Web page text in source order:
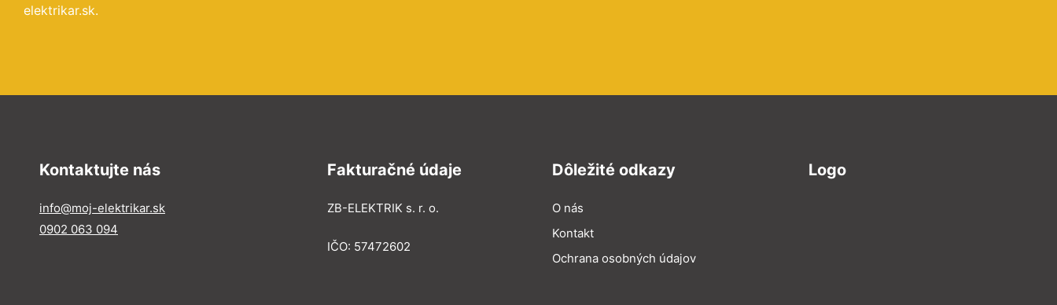
elektrikar.sk.
Kontaktujte nás
info@moj-elektrikar.sk
0902 063 094
Fakturačné údaje
ZB-ELEKTRIK s. r. o.
IČO: 57472602
Dôležité odkazy
O nás
Kontakt
Ochrana osobných údajov
Logo